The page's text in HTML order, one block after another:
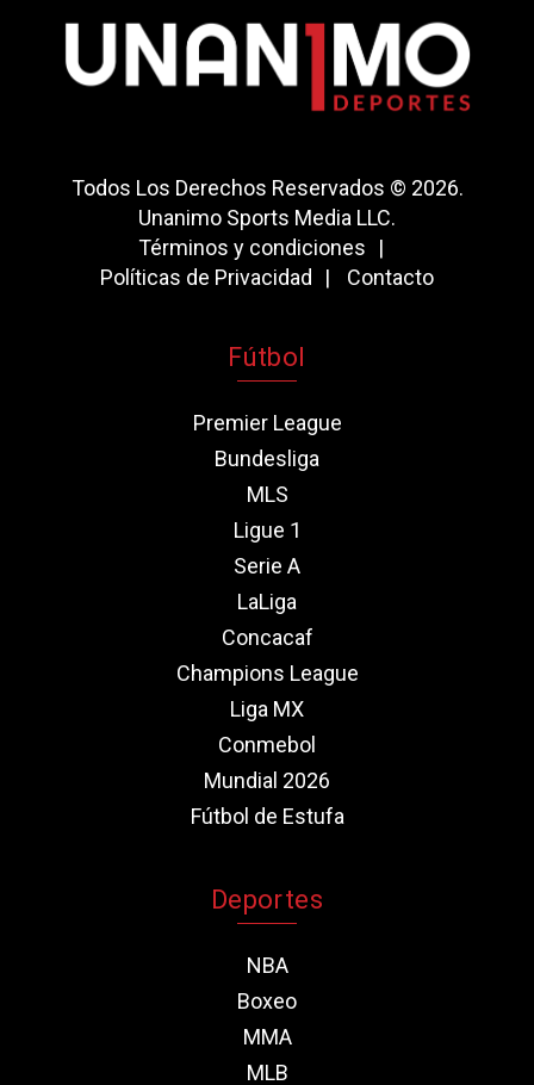
Todos Los Derechos Reservados © 2026.
Unanimo Sports Media LLC.
Términos y condiciones
Políticas de Privacidad
Contacto
Fútbol
Premier League
Bundesliga
MLS
Ligue 1
Serie A
LaLiga
Concacaf
Champions League
Liga MX
Conmebol
Mundial 2026
Fútbol de Estufa
Deportes
NBA
Boxeo
MMA
MLB